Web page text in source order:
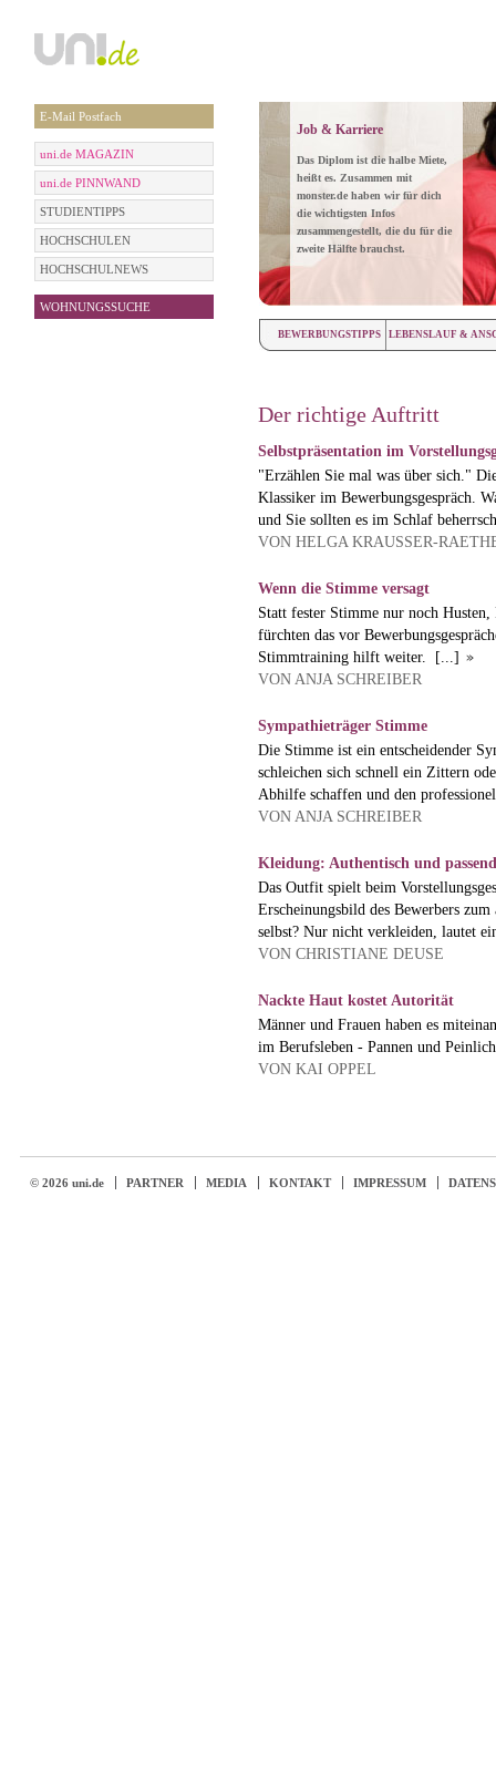
E-Mail Postfach
uni.de MAGAZIN
uni.de PINNWAND
STUDIENTIPPS
HOCHSCHULEN
HOCHSCHULNEWS
WOHNUNGSSUCHE
Job & Karriere
Das Diplom ist die halbe Miete,
heißt es. Zusammen mit
monster.de haben wir für dich
die wichtigsten Infos
zusammengestellt, die du für die
zweite Hälfte brauchst.
BEWERBUNGSTIPPS LEBENSLAUF &
Der richtige Auftritt
Selbstpräsentation im
"Erzählen Sie mal was über sich."
Klassiker im Bewerbungsgespräch.
und Sie sollten es im Schlaf
VON HELGA KRAUSSER-
Wenn die Stimme versagt
Statt fester Stimme nur noch
fürchten das vor
Stimmtraining hilft weiter.
[...]
VON ANJA SCHREIBER
Sympathieträger Stimme
Die Stimme ist ein entscheidender
schleichen sich schnell ein Zittern
Abhilfe schaffen und den
VON ANJA SCHREIBER
Kleidung: Authentisch und
Das Outfit spielt beim
Erscheinungsbild des Bewerbers
selbst? Nur nicht verkleiden, lautet
VON CHRISTIANE DEUSE
Nackte Haut kostet Autorität
Männer und Frauen haben es
im Berufsleben - Pannen und
VON KAI OPPEL
© 2026 uni.de PARTNER MEDIA KONTAKT IMPRESSUM